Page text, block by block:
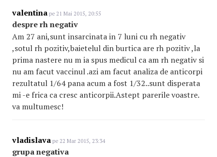
valentina pe 21 Mai 2015, 20:55
despre rh negativ
Am 27 ani,sunt insarcinata in 7 luni cu rh negativ
,sotul rh pozitiv,baietelul din burtica are rh pozitiv ,la
prima nastere nu m ia spus medicul ca am rh negativ si
nu am facut vaccinul .azi am facut analiza de anticorpi
rezultatul 1/64 pana acum a fost 1/32..sunt disperata
mi -e frica ca cresc anticorpii.Astept parerile voastre.
va multumesc!
vladislava pe 22 Mar 2015, 23:34
grupa negativa